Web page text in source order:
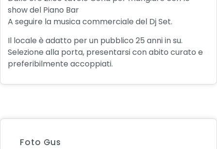
show del Piano Bar
A seguire la musica commerciale del Dj Set.
Il locale è adatto per un pubblico 25 anni in su.
Selezione alla porta, presentarsi con abito curato e
preferibilmente accoppiati.
Foto Gus